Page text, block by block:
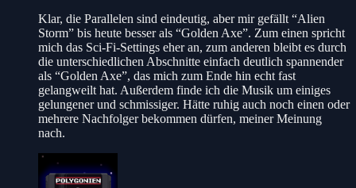
Klar, die Parallelen sind eindeutig, aber mir gefällt “Alien
Storm” bis heute besser als “Golden Axe”. Zum einen spricht
mich das Sci-Fi-Settings eher an, zum anderen bleibt es durch
die unterschiedlichen Abschnitte einfach deutlich spannender
als “Golden Axe”, das mich zum Ende hin echt fast
gelangweilt hat. Außerdem finde ich die Musik um einiges
gelungener und schmissiger. Hätte ruhig auch noch einen oder
mehrere Nachfolger bekommen dürfen, meiner Meinung
nach.